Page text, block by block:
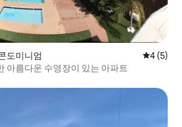
도미니엄 평점 4점
4 (5)
아름다운 수영장이 있는 아파트